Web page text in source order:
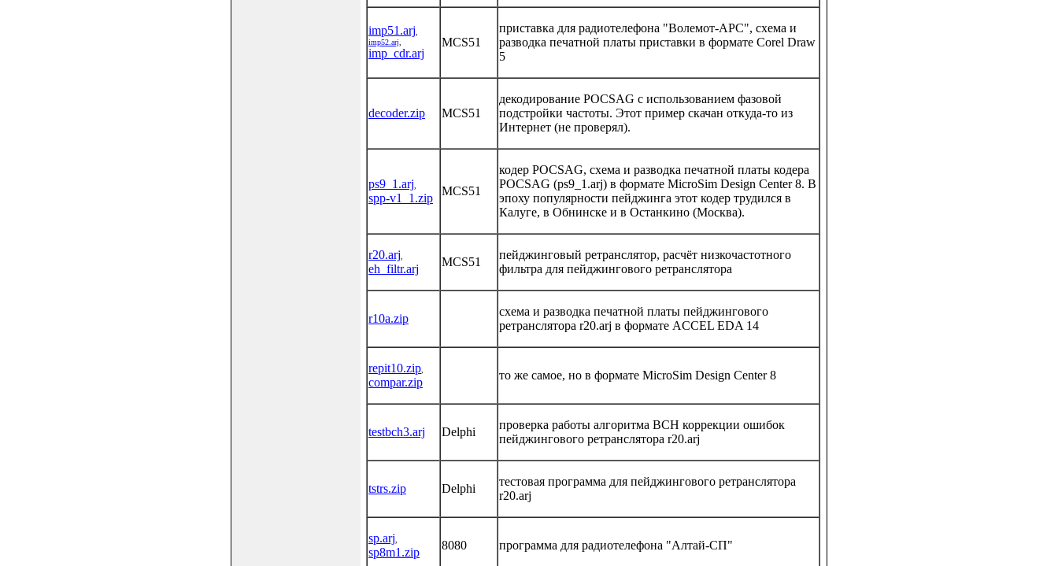
imp51.arj
imp52.arj
imp_cdr.arj
MCS51
приставка для радиотелефона "Волемот-АРС", схема и
разводка печатной платы приставки в формате Corel Draw
5
decoder.zip MCS51
декодирование POCSAG с использованием фазовой
подстройки частоты. Этот пример скачан откуда-то из
Интернет (не проверял).
ps9_1.arj
spp-v1_1.zip
MCS51
кодер POCSAG, схема и разводка печатной платы кодера
POCSAG (ps9_1.arj) в формате MicroSim Design Center 8. В
эпоху популярности пейджинга этот кодер трудился в
Калуге, в Обнинске и в Останкино (Москва).
r20.arj
eh_filtr.arj
MCS51
пейджинговый ретранслятор, расчёт низкочастотного
фильтра для пейджингового ретранслятора
r10a.zip
схема и разводка печатной платы пейджингового
ретранслятора r20.arj в формате ACCEL EDA 14
repit10.zip
compar.zip
то же самое, но в формате MicroSim Design Center 8
testbch3.arj Delphi
проверка работы алгоритма BCH коррекции ошибок
пейджингового ретранслятора r20.arj
tstrs.zip Delphi
тестовая программа для пейджингового ретранслятора
r20.arj
sp.arj
sp8m1.zip
8080 программа для радиотелефона "Алтай-СП"